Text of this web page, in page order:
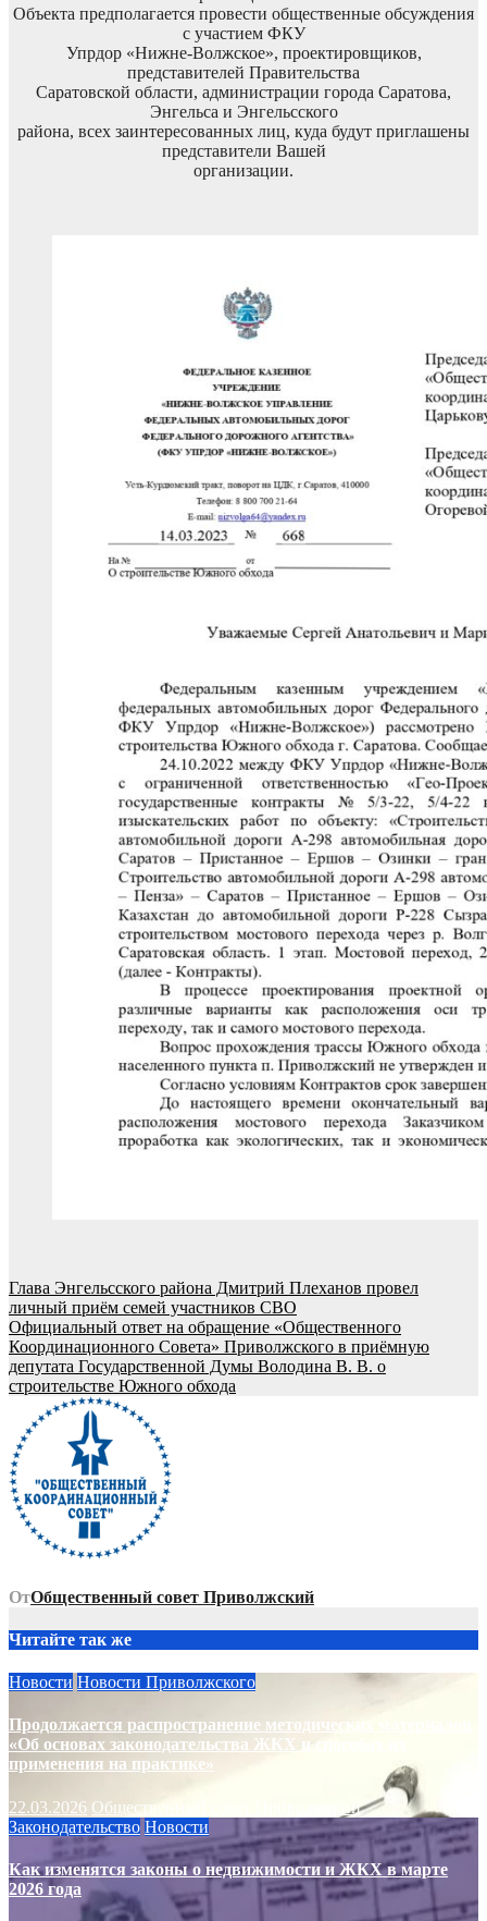
Объекта предполагается провести общественные обсуждения
с участием ФКУ
Упрдор «Нижне-Волжское», проектировщиков,
представителей Правительства
Саратовской области, администрации города Саратова,
Энгельса и Энгельсского
района, всех заинтересованных лиц, куда будут приглашены
представители Вашей
организации.
Навигация
по
записям
Глава Энгельсского района Дмитрий Плеханов провел
личный приём семей участников СВО
Официальный ответ на обращение «Общественного
Координационного Совета» Приволжского в приёмную
депутата Государственной Думы Володина В. В. о
строительстве Южного обхода
ОтОбщественный совет Приволжский
Читайте так же
Новости Новости Приволжского
Продолжается распространение методических материалов
«Об основах законодательства ЖКХ и способах их
применения на практике»
22.03.2026 Общественный совет Приволжский
Законодательство Новости
Как изменятся законы о недвижимости и ЖКХ в марте
2026 года